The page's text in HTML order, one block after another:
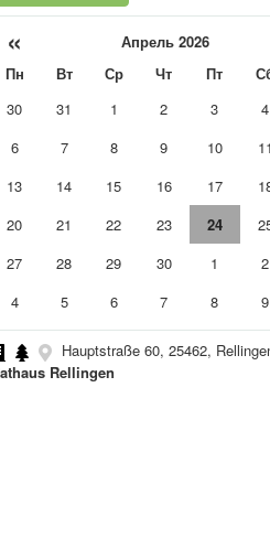
« Апрель 2026
Пн Вт Ср Чт Пт
30
31 1 2 3 4
6
7 8 9 10 11
13
14 15 16 17
20
21 22 23 24
27
28 29 30 1 2
4
5 6 7 8 9
Hauptstraße 60, 25462,
Rellingen